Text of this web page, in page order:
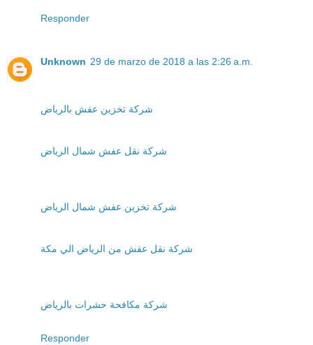
Responder
Unknown 29 de marzo de 2018 a las 2:26 a.m.
شركة تخزين عفش بالرياض
شركة نقل عفش شمال الرياض
شركة تخزين عفش شمال الرياض
شركة نقل عفش من الرياض الي مكة
شركة مكافحة حشرات بالرياض
Responder